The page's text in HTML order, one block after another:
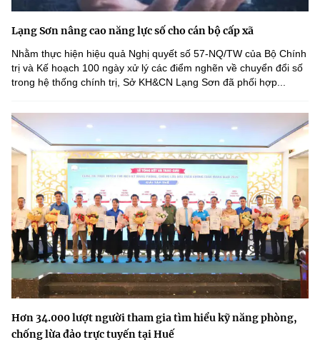
Lạng Sơn nâng cao năng lực số cho cán bộ cấp xã
Nhằm thực hiện hiệu quả Nghị quyết số 57-NQ/TW của Bộ Chính
trị và Kế hoạch 100 ngày xử lý các điểm nghẽn về chuyển đổi số
trong hệ thống chính trị, Sở KH&CN Lạng Sơn đã phối hợp...
Hơn 34.000 lượt người tham gia tìm hiểu kỹ năng phòng,
chống lừa đảo trực tuyến tại Huế